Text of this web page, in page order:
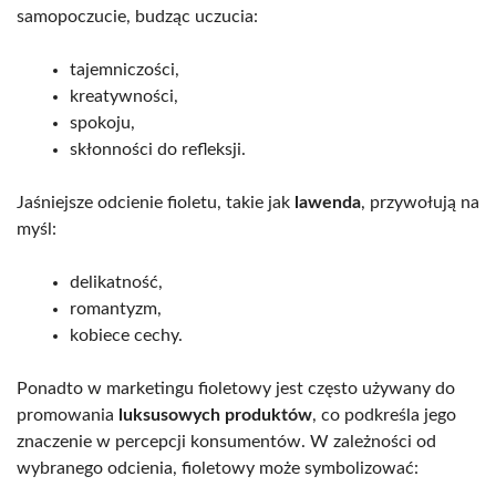
samopoczucie, budząc uczucia:
tajemniczości,
kreatywności,
spokoju,
skłonności do refleksji.
Jaśniejsze odcienie fioletu, takie jak lawenda, przywołują na
myśl:
delikatność,
romantyzm,
kobiece cechy.
Ponadto w marketingu fioletowy jest często używany do
promowania luksusowych produktów, co podkreśla jego
znaczenie w percepcji konsumentów. W zależności od
wybranego odcienia, fioletowy może symbolizować: